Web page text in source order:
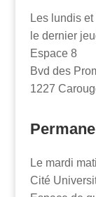
Les lundis
le dernier
Espace 8
Bvd des
1227
Le mardi
Cité